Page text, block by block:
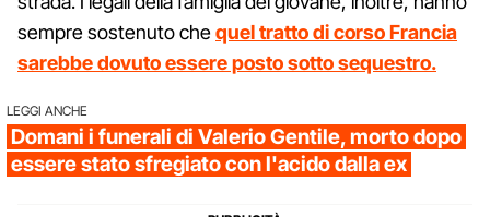
sempre sostenuto chequel tratto di corso Francia
sarebbe dovuto essere posto sotto sequestro.
LEGGI ANCHE
Domani i funerali di Valerio Gentile, morto dopo
essere stato sfregiato con l'acido dalla ex